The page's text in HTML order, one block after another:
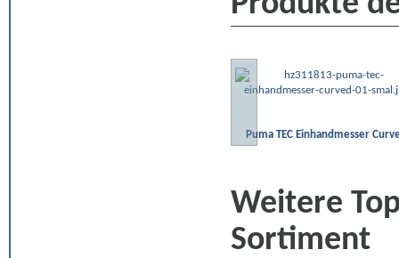
Puma TEC Einhandmesser
Weitere
Sortiment